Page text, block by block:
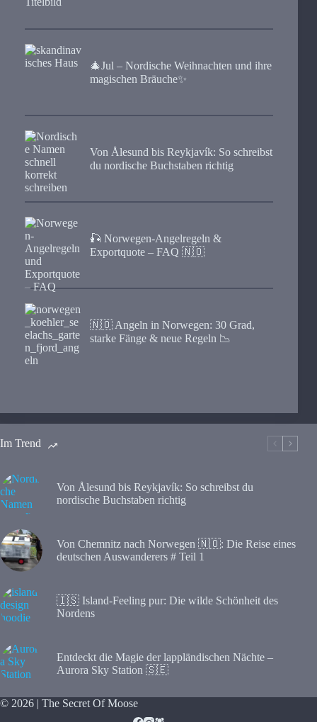
🎄Jul – Nordische Weihnachten und ihre
magischen Bräuche✨
Von Ålesund bis Reykjavík: So schreibst
du nordische Buchstaben richtig
🎣 Norwegen-Angelregeln &
Exportquote – FAQ 🇳🇴
🇳🇴 Angeln in Norwegen: 30 Grad,
starke Fänge & neue Regeln 📉
Im Trend
Von Ålesund bis Reykjavík: So schreibst du
nordische Buchstaben richtig
Von Chemnitz nach Norwegen 🇳🇴: Die Reise eines
deutschen Auswanderers # Teil 1
🇮🇸 Island-Feeling pur: Die wilde Schönheit des
Nordens
Entdeckt die Magie der lappländischen Nächte –
Aurora Sky Station 🇸🇪
© 2026 | The Secret Of Moose